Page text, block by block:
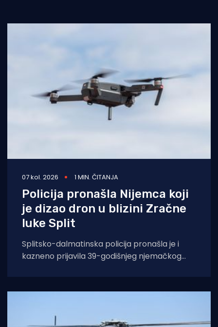
07 kol. 2026 1 MIN. ČITANJA
Policija pronašla Nijemca koji
je dizao dron u blizini Zračne
luke Split
Splitsko-dalmatinska policija pronašla je i
kazneno prijavila 39-godišnjeg njemačkog